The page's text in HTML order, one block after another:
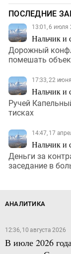
ПОСЛЕДНИЕ
13:01, 6 июля
Нальчик и
Дорожный
помешать
17:33, 22
Нальчик и
Ручей
тисках
14:47, 17
Нальчик и
Деньги за
заседание в
АНАЛИТИКА
12:36, 10 августа 2026
В июле 2026